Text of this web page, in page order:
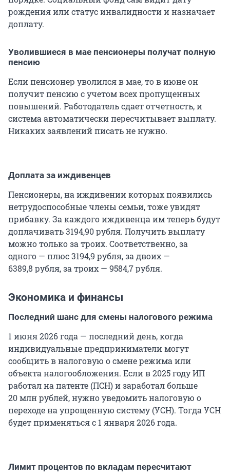
рождения или статус инвалидности и назначает
доплату.
Уволившиеся в мае пенсионеры получат полную
пенсию
Если пенсионер уволился в мае, то в июне он
получит пенсию с учетом всех пропущенных
повышений. Работодатель сдает отчетность, и
система автоматически пересчитывает выплату.
Никаких заявлений писать не нужно.
Доплата за иждивенцев
Пенсионеры, на иждивении которых появились
нетрудоспособные члены семьи, тоже увидят
прибавку. За каждого иждивенца им теперь будут
доплачивать3194,90 рубля. Получить выплату
можно только за троих. Соответственно, за
одного — плюс 3194,9 рубля, за двоих —
6389,8 рубля, за троих — 9584,7 рубля.
Экономика и финансы
Последний шанс для смены налогового режима
1 июня 2026 года — последний день, когда
индивидуальные предприниматели могут
сообщить в налоговую о смене режима или
объекта налогообложения. Если в2025 годуИП
работал на патенте (ПСН) и заработал больше
20 млн рублей, нужно уведомить налоговую о
переходе на упрощенную систему (УСН). Тогда УСН
будет применяться с 1 января2026 года.
Лимит процентов по вкладам пересчитают